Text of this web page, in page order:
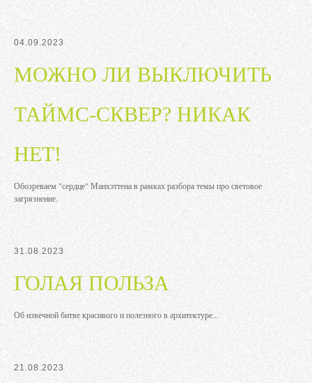
04.09.2023
МОЖНО ЛИ ВЫКЛЮЧИТЬ
ТАЙМС-СКВЕР? НИКАК
НЕТ!
Обозреваем "сердце" Манхэттена в рамках разбора темы про световое
загрязнение.
31.08.2023
ГОЛАЯ ПОЛЬЗА
Об извечной битве красивого и полезного в архитектуре...
21.08.2023